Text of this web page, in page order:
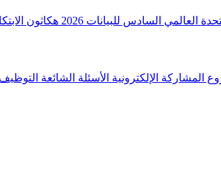
العالمي السادس للبيانات 2026 هكاثون
المشاركة الإلكترونية الأسئلة الشائعة التوظيف